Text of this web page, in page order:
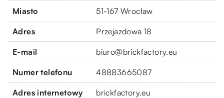
Miasto 51-167 Wrocław
Adres Przejazdowa 18
E-mail biuro@brickfactory.eu
Numer telefonu 48883665087
Adres internetowy brickfactory.eu